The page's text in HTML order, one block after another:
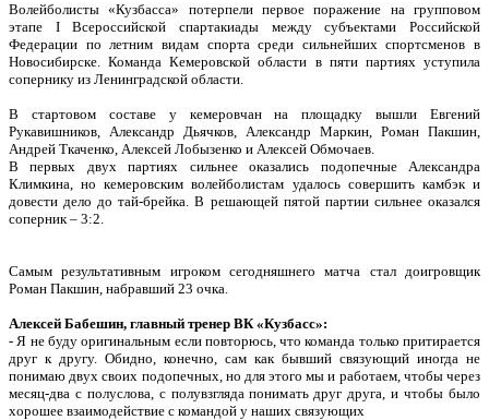
Волейболисты «Кузбасса» потерпели первое поражение на групповом
этапе IВсероссийской спартакиады между субъектами Российской
Федерации по летним видам спорта среди сильнейших спортсменов в
Новосибирске.Команда Кемеровской области в пяти партиях уступила
сопернику из Ленинградской области.
В стартовом составе у кемеровчан на площадку вышли Евгений
Рукавишников, Александр Дьячков, Александр Маркин, Роман Пакшин,
Андрей Ткаченко, Алексей Лобызенко и Алексей Обмочаев.
В первых двух партиях сильнее оказались подопечные Александра
Климкина, но кемеровским волейболистам удалось совершить камбэк и
довести дело до тай-брейка. В решающей пятой партии сильнее оказался
соперник – 3:2.
Самым результативным игроком сегодняшнего матча стал доигровщик
Роман Пакшин, набравший 23 очка.
Алексей Бабешин, главный тренер ВК «Кузбасс»:
- Я не буду оригинальным если повторюсь, что команда только притирается
друг к другу. Обидно, конечно, сам как бывший связующий иногда не
понимаю двух своих подопечных, но для этого мы и работаем, чтобы через
месяц-два с полуслова, с полувзгляда понимать друг друга, и чтобы было
хорошее взаимодействие с командой у наших связующих